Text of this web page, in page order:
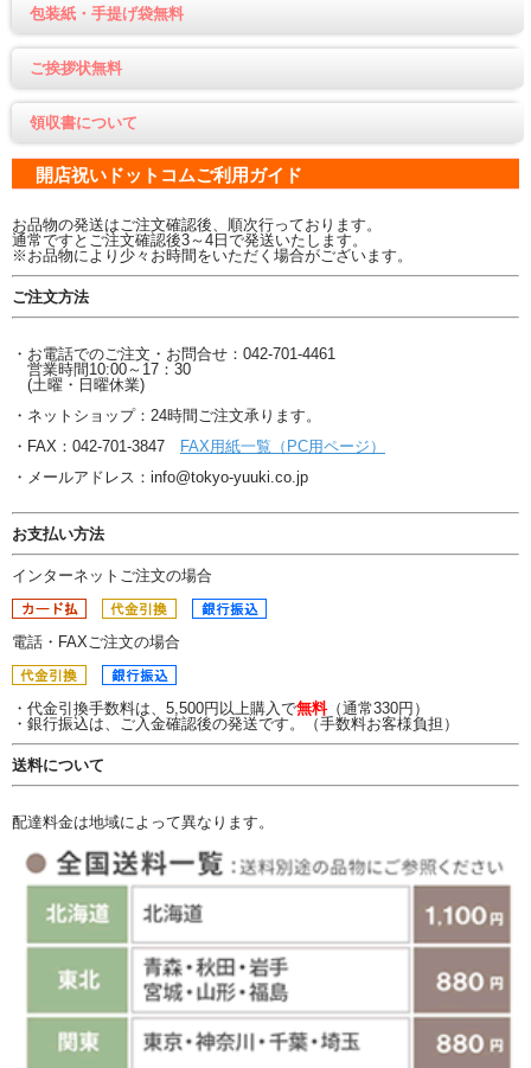
包装紙・手提げ袋無料
ご挨拶状無料
領収書について
開店祝いドットコムご利用ガイド
お品物の発送はご注文確認後、順次行っております。
通常ですとご注文確認後3～4日で発送いたします。
※お品物により少々お時間をいただく場合がございます。
ご注文方法
・お電話でのご注文・お問合せ：042-701-4461
営業時間10:00～17：30
(土曜・日曜休業)
・ネットショップ：24時間ご注文承ります。
・FAX：042-701-3847
FAX用紙一覧（PC用ページ）
・メールアドレス：info@tokyo-yuuki.co.jp
お支払い方法
インターネットご注文の場合
電話・FAXご注文の場合
・代金引換手数料は、5,500円以上購入で無料（通常330円）
・銀行振込は、ご入金確認後の発送です。（手数料お客様負担）
送料について
配達料金は地域によって異なります。